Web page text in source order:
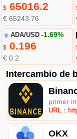
$65016.2
€ 65243.76
ADA/USD -1.69%
$0.196
€ 0.2
Intercambio de
primer
URL：
OKX